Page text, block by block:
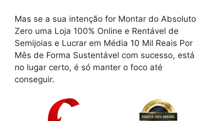
Mas se a sua intenção for Montar do Absoluto
Zero uma Loja 100% Online e Rentável de
Semijoias e Lucrar em Média 10 Mil Reais Por
Mês de Forma Sustentável com sucesso, está
no lugar certo, é só manter o foco até
conseguir.